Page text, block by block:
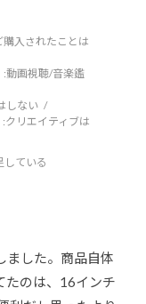
入されたことは
:動画視聴/音楽鑑
しない
クリエイティブは
している
ました。商品自体
たのは、16インチ